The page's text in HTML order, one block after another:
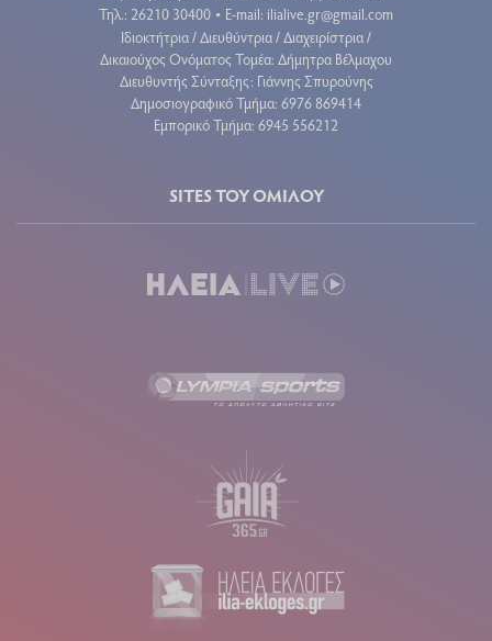
Τηλ.: 26210 30400 • E-mail: ilialive.gr@gmail.com
Ιδιοκτήτρια / Διευθύντρια / Διαχειρίστρια /
Δικαιούχος Ονόματος Τομέα: Δήμητρα Βέλμαχου
Διευθυντής Σύνταξης: Γιάννης Σπυρούνης
Δημοσιογραφικό Τμήμα: 6976 869414
Εμπορικό Τμήμα: 6945 556212
SITES ΤΟΥ ΟΜΙΛΟΥ